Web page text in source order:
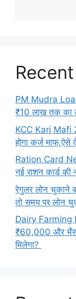
PM Mudra
₹10 लाख तक का
KCC Karj Mafi
होगा कर्ज माफ,ऐसे
Ration Card
नई राशन कार्ड
रेगुलर लोन चुकाने
तो समय पर लोन
Dairy Farming
₹60,000 और
मिलेगा?